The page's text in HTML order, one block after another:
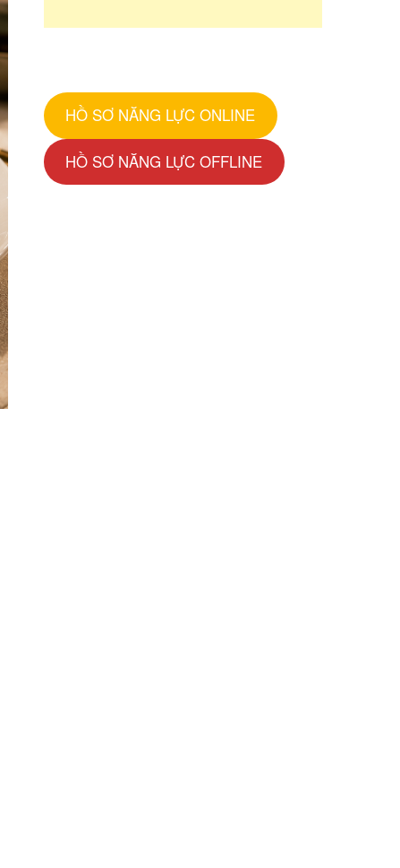
HỒ SƠ NĂNG LỰC ONLINE
HỒ SƠ NĂNG LỰC OFFLINE